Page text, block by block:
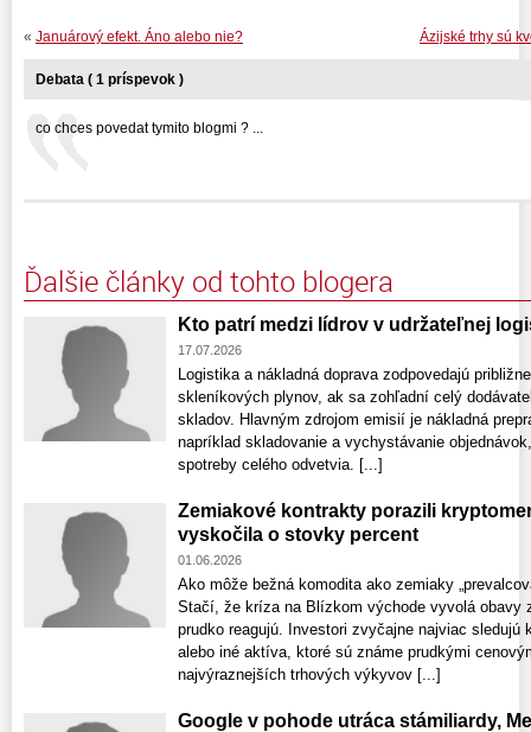
Ázijské trhy sú
« Januárový efekt. Áno alebo nie?
Debata ( 1 príspevok )
co chces povedat tymito blogmi ? ...
Ďalšie články od tohto blogera
Kto patrí medzi lídrov v udržateľnej
17.07.2026
Logistika a nákladná doprava zodpovedajú
skleníkových plynov, ak sa zohľadní celý
skladov. Hlavným zdrojom emisií je nákladná
napríklad skladovanie a vychystávanie
spotreby celého odvetvia. [...]
Zemiakové kontrakty porazili
vyskočila o stovky percent
01.06.2026
Ako môže bežná komodita ako zemiaky
Stačí, že kríza na Blízkom východe vyvolá obavy
prudko reagujú. Investori zvyčajne najviac sledujú
alebo iné aktíva, ktoré sú známe prudkými
najvýraznejších trhových výkyvov [...]
Google v pohode utráca stámiliardy,